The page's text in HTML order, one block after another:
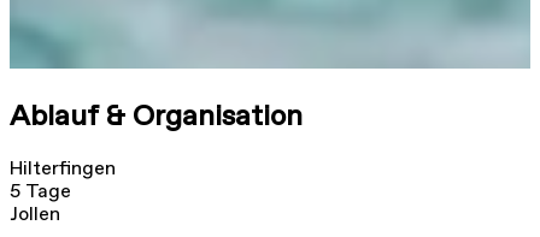
Ablauf & Organisation
Hilterfingen
5 Tage
Jollen